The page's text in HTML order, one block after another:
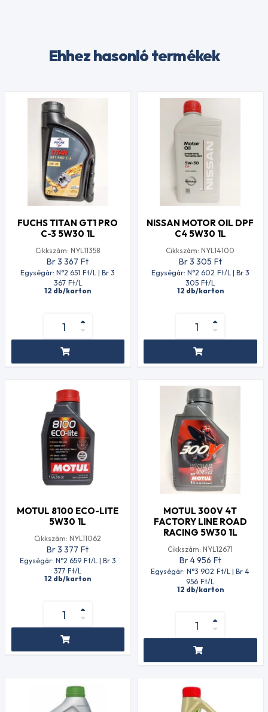
Ehhez hasonló termékek
FUCHS TITAN GT1 PRO
C-3 5W30 1L
Cikkszám: NYL11358
Br 3 367 Ft
Egységár: N°2 651 Ft/L | Br 3
367 Ft/L
12 db/karton
NISSAN MOTOR OIL DPF
C4 5W30 1L
Cikkszám: NYL14100
Br 3 305 Ft
Egységár: N°2 602 Ft/L | Br 3
305 Ft/L
12 db/karton
MOTUL 8100 ECO-LITE
5W30 1L
Cikkszám: NYL11062
Br 3 377 Ft
Egységár: N°2 659 Ft/L | Br 3
377 Ft/L
12 db/karton
MOTUL 300V 4T
FACTORY LINE ROAD
RACING 5W30 1L
Cikkszám: NYL12671
Br 4 956 Ft
Egységár: N°3 902 Ft/L | Br 4
956 Ft/L
12 db/karton